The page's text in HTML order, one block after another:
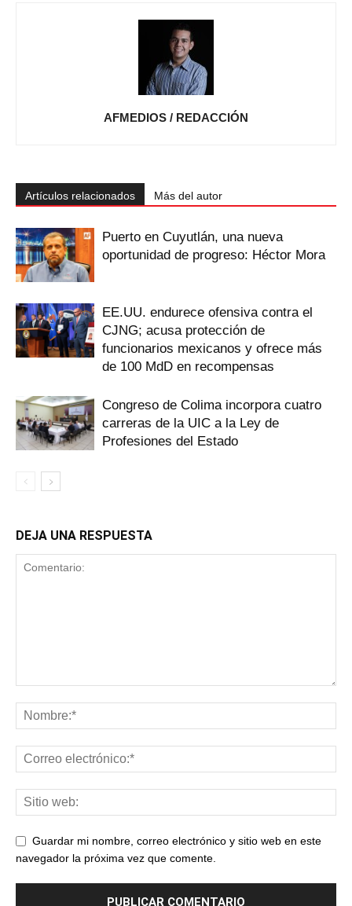
AFMEDIOS / REDACCIÓN
Artículos relacionados Más del autor
Puerto en Cuyutlán, una nueva
oportunidad de progreso: Héctor Mora
EE.UU. endurece ofensiva contra el
CJNG; acusa protección de
funcionarios mexicanos y ofrece más
de 100 MdD en recompensas
Congreso de Colima incorpora cuatro
carreras de la UIC a la Ley de
Profesiones del Estado
DEJA UNA RESPUESTA
Guardar mi nombre, correo electrónico y sitio web en este
navegador la próxima vez que comente.